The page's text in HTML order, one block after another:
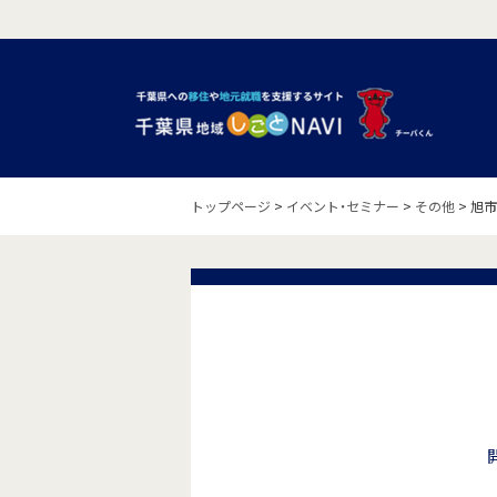
トップページ > イベント・セミナー > その他 > 旭